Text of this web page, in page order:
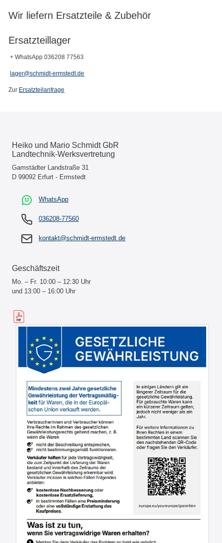
Wir liefern Ersatzteile & Zubehör
Ersatzteillager
+ WhatsApp 036208 77563
lager@schmidt-ermstedt.de
Zur Ersatzteilanfrage
Heiko und Mario Schmidt GbR
Landtechnik-Werksvertretung
Gamstädter Landstraße 31
D 99092 Erfurt - Ermstedt
WhatsApp
036208-77560
kontakt@schmidt-ermstedt.de
Geschäftszeit
Mo. – Fr. 10:00 – 12:30 Uhr
und 13:00 – 16:00 Uhr